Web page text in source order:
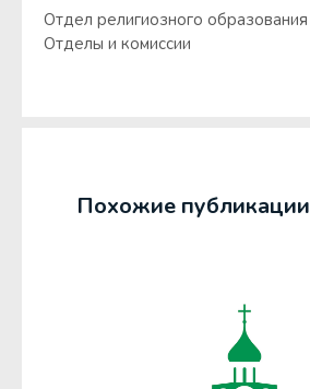
Отдел религиозного образования
Отделы и комиссии
Похожие публикации